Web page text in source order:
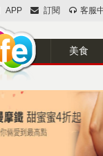
APP 訂閱 客服
美食